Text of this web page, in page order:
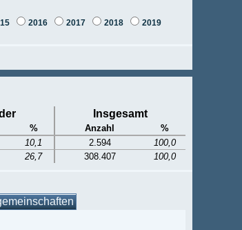
2016 2017 2018
2019
Insgesamt
% Anzahl
%
10,1 2.594
100,0
26,7 308.407 100,0